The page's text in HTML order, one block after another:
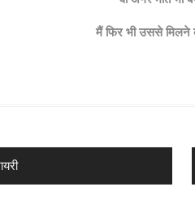
मैं फिर भी उससे मिलने